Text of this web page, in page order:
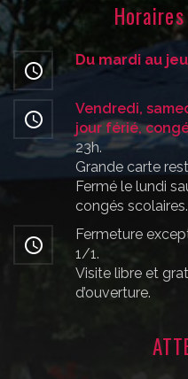
Du mardi au
Vendredi,
jour férié,
23h.
Grande carte
Fermé le lundi
congés scolaires.
Fermeture
1/1.
Visite libre et
d’ouverture.